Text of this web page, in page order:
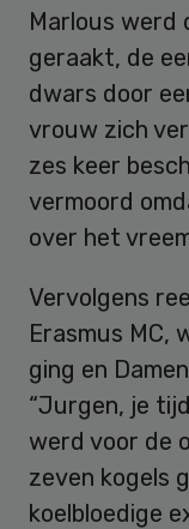
Marlous werd
geraakt, de
dwars door
vrouw zich
zes keer
vermoord
over het
Vervolgens
Erasmus MC,
ging en
“Jurgen, je
werd voor de
zeven kogels
koelbloedige